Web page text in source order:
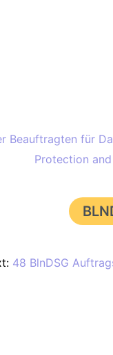
Beauftragten für
Protection
48 BlnDSG